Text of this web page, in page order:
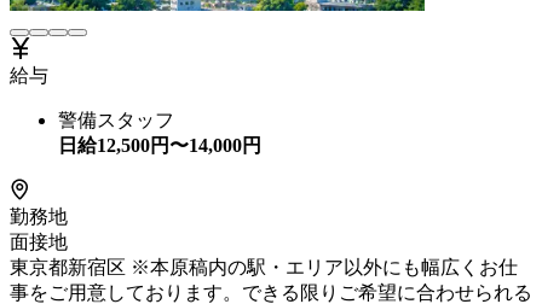
給与
警備スタッフ
日給12,500円〜14,000円
勤務地
面接地
東京都新宿区 ※本原稿内の駅・エリア以外にも幅広くお仕
事をご用意しております。できる限りご希望に合わせられる